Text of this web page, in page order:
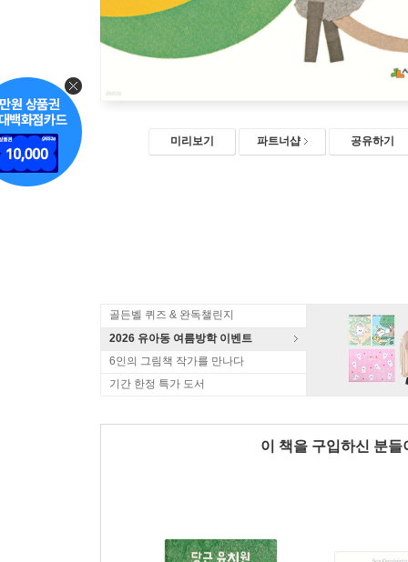
미리보기 파트너샵 공유하기
골든벨 퀴즈 & 완독챌린지
2026 유아동 여름방학 이벤트
6인의 그림책 작가를 만나다
기간 한정 특가 도서
이 책을 구입하신 분